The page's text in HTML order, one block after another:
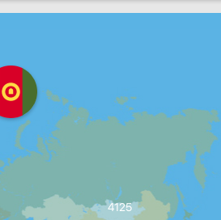
4125